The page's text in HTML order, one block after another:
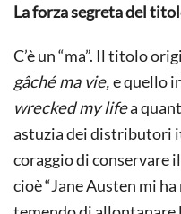
La forza segreta del
C’è un “ma”. Il titolo
gâché ma vie,e quello
wrecked my lifea
astuzia dei distributori
coraggio di conservare
cioè “Jane Austen mi